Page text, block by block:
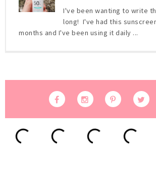
I've been wanting to write
long! I've had this
months and I've been using it daily ...